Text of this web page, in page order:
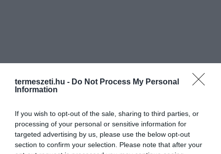
termeszeti.hu - Do Not Process My Personal
Information
If you wish to opt-out of the sale, sharing to third parties, or
processing of your personal or sensitive information for
targeted advertising by us, please use the below opt-out
section to confirm your selection. Please note that after your